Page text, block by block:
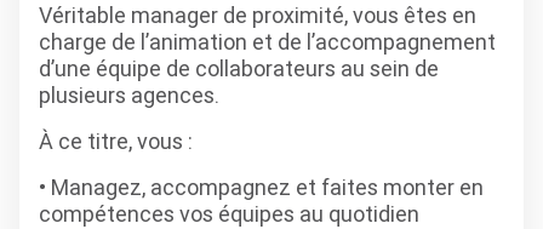
Véritable manager de proximité, vous êtes en
charge de l’animation et de l’accompagnement
d’une équipe de collaborateurs au sein de
plusieurs agences.
À ce titre, vous :
Managez, accompagnez et faites monter en
compétences vos équipes au quotidien